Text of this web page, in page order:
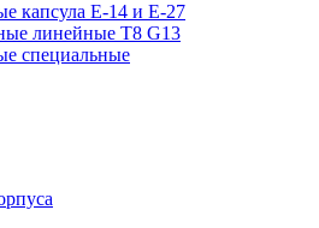
капсула Е-14 и Е-27
линейные T8 G13
специальные